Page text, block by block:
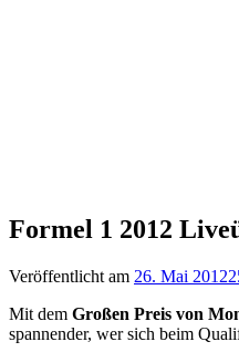
Formel 1 2012
Veröffentlicht am 26. Mai 2012
Mit dem Großen Preis von
spannender, wer sich beim